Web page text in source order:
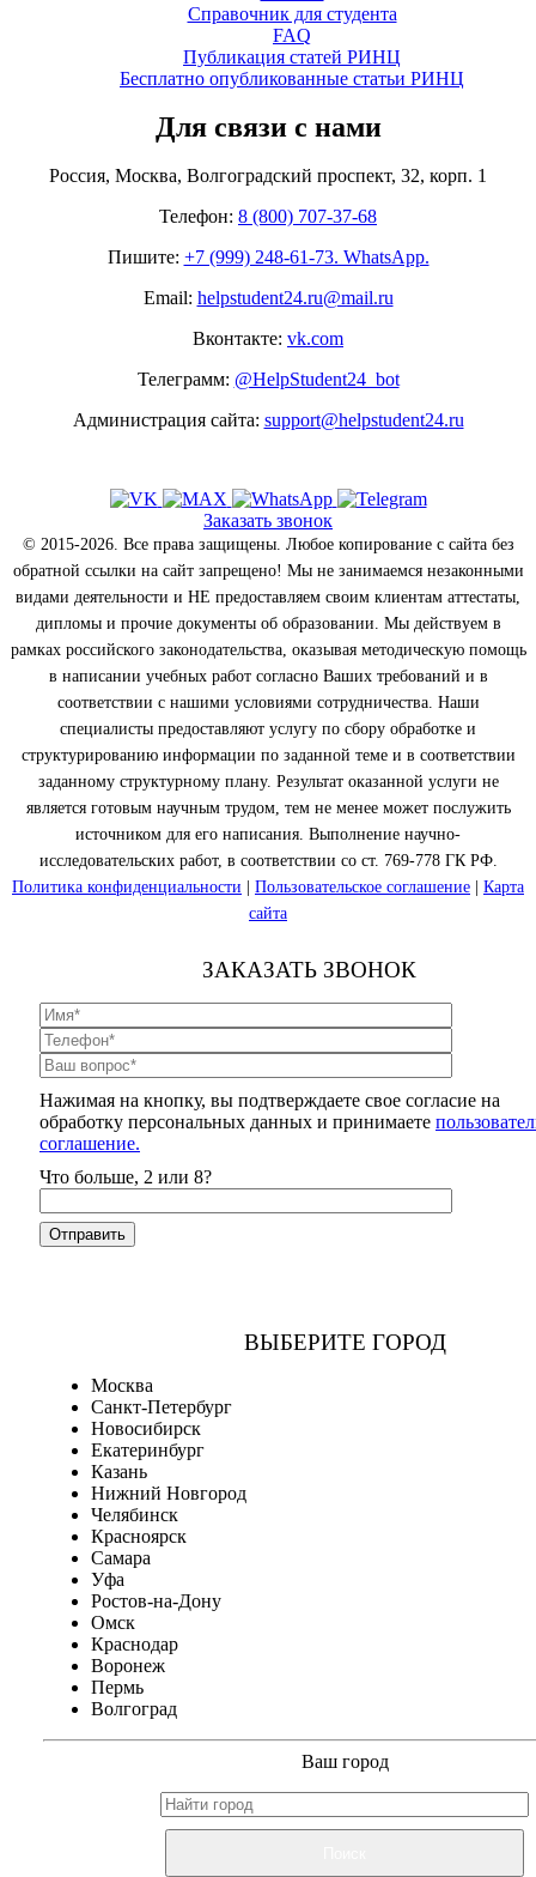
Справочник для студента
FAQ
Публикация статей РИНЦ
Бесплатно опубликованные статьи РИНЦ
Для связи с нами
Россия, Москва, Волгоградский проспект, 32, корп. 1
Телефон: 8 (800) 707-37-68
Пишите: +7 (999) 248-61-73. WhatsApp.
Email: helpstudent24.ru@mail.ru
Вконтакте: vk.com
Телеграмм: @HelpStudent24_bot
Администрация сайта: support@helpstudent24.ru
Заказать звонок
© 2015-2026. Все права защищены. Любое копирование с сайта без
обратной ссылки на сайт запрещено! Мы не занимаемся незаконными
видами деятельности и НЕ предоставляем своим клиентам аттестаты,
дипломы и прочие документы об образовании. Мы действуем в
рамках российского законодательства, оказывая методическую помощь
в написании учебных работ согласно Ваших требований и в
соответствии с нашими условиями сотрудничества. Наши
специалисты предоставляют услугу по сбору обработке и
структурированию информации по заданной теме и в соответствии
заданному структурному плану. Результат оказанной услуги не
является готовым научным трудом, тем не менее может послужить
источником для его написания. Выполнение научно-
исследовательских работ, в соответствии со ст. 769-778 ГК РФ.
Политика конфиденциальности
Пользовательское соглашение
Карта
сайта
ЗАКАЗАТЬ ЗВОНОК
Нажимая на кнопку, вы подтверждаете свое согласие на
обработку персональных данных и принимаете
соглашение.
Что больше, 2 или 8?
ВЫБЕРИТЕ ГОРОД
Москва
Санкт-Петербург
Новосибирск
Екатеринбург
Казань
Нижний Новгород
Челябинск
Красноярск
Самара
Уфа
Ростов-на-Дону
Омск
Краснодар
Воронеж
Пермь
Волгоград
Ваш город